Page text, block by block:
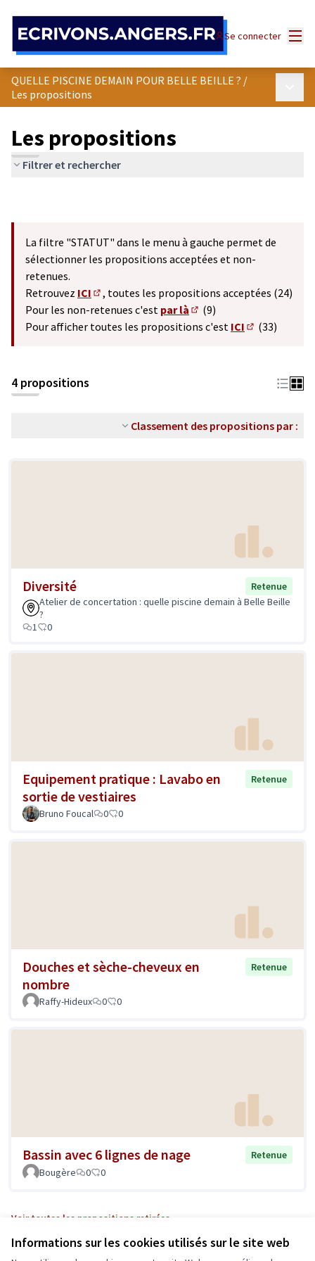
Informations sur les cookies utilisés sur le site web
Se connecter
QUELLE PISCINE DEMAIN POUR BELLE BEILLE ? /
Les propositions
Les propositions
Filtrer et rechercher
La filtre "STATUT" dans le menu à gauche permet de
sélectionner les propositions acceptées et non-
retenues.
Retrouvez ICI
(S'ouvre dans un nouvel onglet)
, toutes les propositions acceptées (24)
Pour les non-retenues c'est par là
(S'ouvre dans un nouvel
(9)
Pour afficher toutes les propositions c'est ICI
(33)
4 propositions
Classement des propositions par :
Diversité
Retenue
Atelier de concertation : quelle piscine demain à Belle Beille
?
1
0
Equipement pratique : Lavabo en
sortie de vestiaires
Retenue
Bruno Foucal 0 0
Douches et sèche-cheveux en
nombre
Retenue
Raffy-Hideux 0 0
Bassin avec 6 lignes de nage
Retenue
Bougère
0 0
Voir toutes les propositions retirées